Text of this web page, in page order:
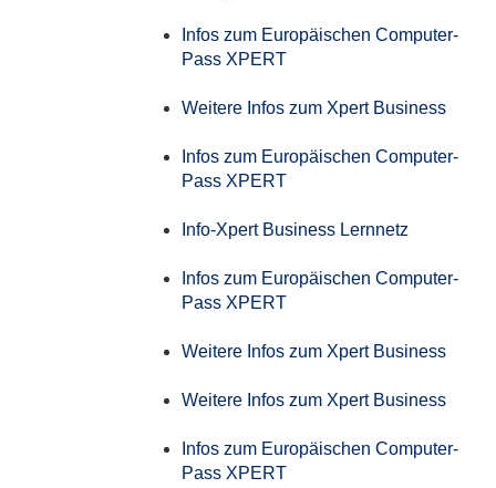
Infos zum Europäischen Computer-
Pass XPERT
Weitere Infos zum Xpert Business
Infos zum Europäischen Computer-
Pass XPERT
Info-Xpert Business Lernnetz
Infos zum Europäischen Computer-
Pass XPERT
Weitere Infos zum Xpert Business
Weitere Infos zum Xpert Business
Infos zum Europäischen Computer-
Pass XPERT